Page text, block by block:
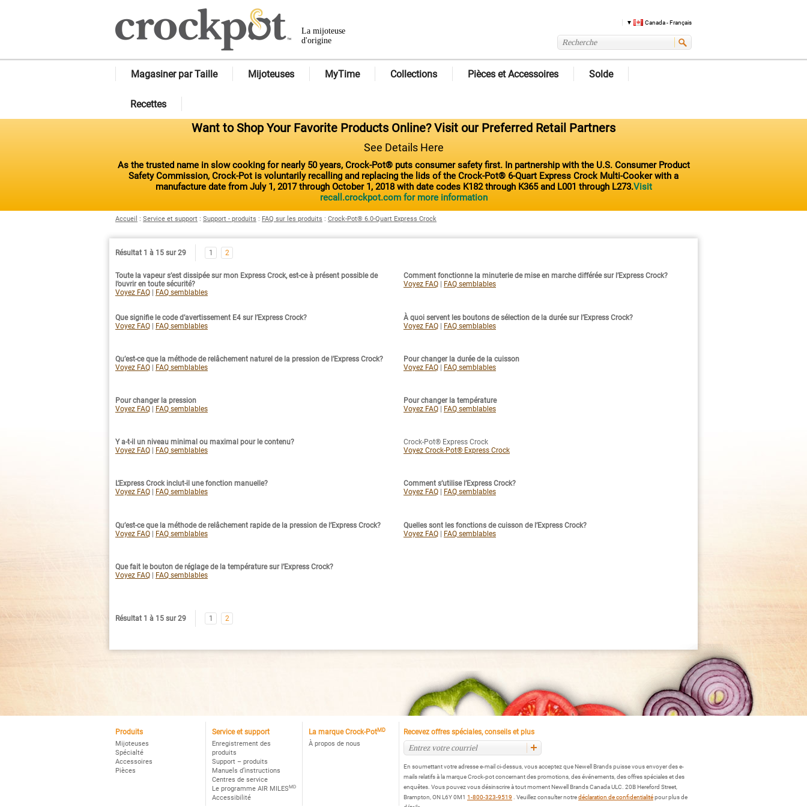
La mijoteuse
d'origine
Canada - Français
Magasiner par Taille Mijoteuses MyTime Collections Pièces et Accessoires Solde
Recettes
Want to Shop Your Favorite Products Online? Visit our Preferred Retail Partners
See Details Here
As the trusted name in slow cooking for nearly 50 years, Crock-Pot® puts consumer safety first. In partnership with the U.S. Consumer Product
Safety Commission, Crock-Pot is voluntarily recalling and replacing the lids of the Crock-Pot® 6-Quart Express Crock Multi-Cooker with a
manufacture date from July 1, 2017 through October 1, 2018 with date codes K182 through K365 and L001 through L273.Visit
recall.crockpot.com for more information
Accueil : Service et support : Support - produits : FAQ sur les produits : Crock-Pot® 6.0-Quart Express Crock
Résultat 1 à 15 sur 29 1 2
Toute la vapeur s’est dissipée sur mon Express Crock, est-ce à présent possible de
l’ouvrir en toute sécurité?
Voyez FAQ
FAQ semblables
Comment fonctionne la minuterie de mise en marche différée sur l’Express Crock?
Voyez FAQ| FAQ semblables
Que signifie le code d’avertissement E4 sur l’Express Crock?
Voyez FAQ | FAQ semblables
À quoi servent les boutons de sélection de la durée sur l’Express Crock?
Voyez FAQ| FAQ semblables
Qu’est-ce que la méthode de relâchement naturel de la pression de l’Express Crock?
Voyez FAQ | FAQ semblables
Pour changer la durée de la cuisson
Voyez FAQ| FAQ semblables
Pour changer la pression
Voyez FAQ
FAQ semblables
Pour changer la température
Voyez FAQ| FAQ semblables
Y a-t-il un niveau minimal ou maximal pour le contenu?
Voyez FAQ
FAQ semblables
Crock-Pot® Express Crock
Voyez Crock-Pot® Express Crock
L’Express Crock inclut-il une fonction manuelle?
Voyez FAQ
FAQ semblables
Comment s’utilise l’Express Crock?
Voyez FAQ| FAQ semblables
Qu’est-ce que la méthode de relâchement rapide de la pression de l’Express Crock?
Voyez FAQ | FAQ semblables
Quelles sont les fonctions de cuisson de l’Express Crock?
Voyez FAQ| FAQ semblables
Que fait le bouton de réglage de la température sur l’Express Crock?
Voyez FAQ | FAQ semblables
Résultat 1 à 15 sur 29 1 2
Produits
Mijoteuses
Spécialté
Accessoires
Pièces
Service et support
Enregistrement des
produits
Support – produits
Manuels d’instructions
Centres de service
Le programme AIR MILESMD
Accessibilité
La marque Crock-PotMD
À propos de nous
Recevez offres spéciales, conseils et plus
En soumettant votre adresse e-mail ci-dessus, vous acceptez que Newell Brands puisse vous envoyer des e-
mails relatifs à la marque Crock-pot concernant des promotions, des événements, des offres spéciales et des
enquêtes. Vous pouvez vous désinscrire à tout moment Newell Brands Canada ULC. 20B Hereford Street,
Brampton, ON L6Y 0M1 1-800-323-9519 . Veuillez consulter notredéclaration de confidentialitépour plus de